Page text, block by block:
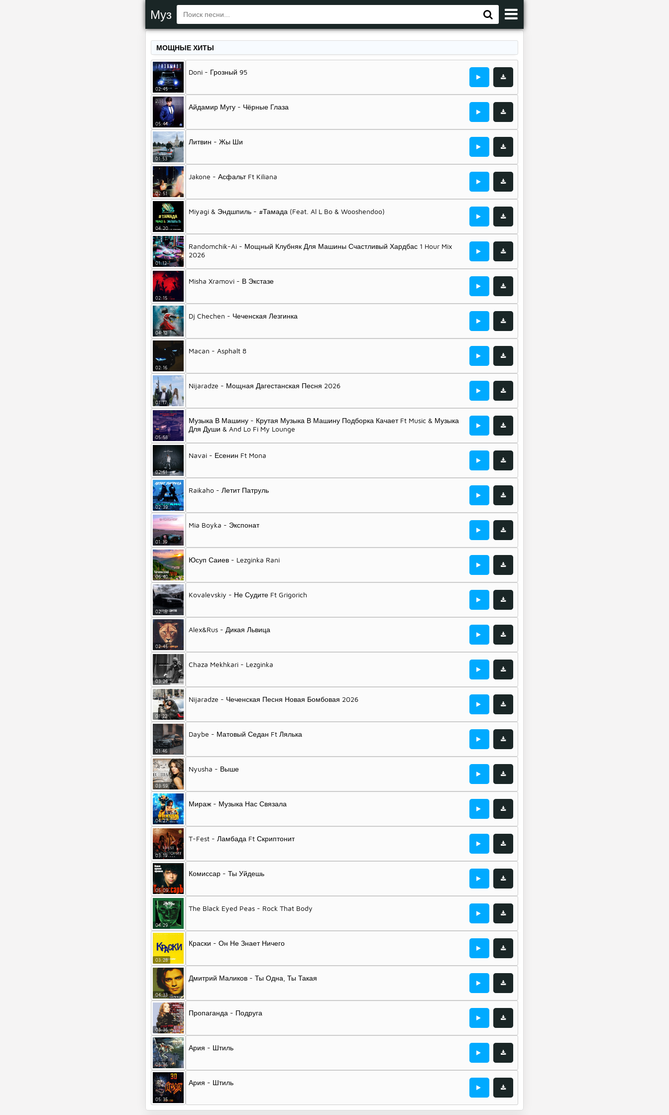
Муз
МОЩНЫЕ ХИТЫ
02:45
Doni - Грозный 95
05:44
Айдамир Мугу - Чёрные Глаза
01:53
Литвин - Жы Ши
02:51
Jakone - Асфальт Ft Kiliana
04:20
Miyagi & Эндшпиль - #Тамада (Feat. Al L Bo & Wooshendoo)
01:12
Randomchik-Ai - Мощный Клубняк Для Машины Счастливый Хардбас 1 Hour Mix
2026
02:15
Misha Xramovi - В Экстазе
04:12
Dj Chechen - Чеченская Лезгинка
02:16
Macan - Asphalt 8
01:17
Nijaradze - Мощная Дагестанская Песня 2026
05:58
Музыка В Машину - Крутая Музыка В Машину Подборка Качает Ft Music & Музыка
Для Души & And Lo Fi My Lounge
02:51
Navai - Есенин Ft Mona
02:39
Raikaho - Летит Патруль
01:39
Mia Boyka - Экспонат
06:40
Юсуп Саиев - Lezginka Rani
02:18
Kovalevskiy - Не Судите Ft Grigorich
02:45
Alex&Rus - Дикая Львица
03:26
Chaza Mekhkari - Lezginka
01:22
Nijaradze - Чеченская Песня Новая Бомбовая 2026
01:46
Daybe - Матовый Седан Ft Лялька
03:59
Nyusha - Выше
04:27
Мираж - Музыка Нас Связала
03:19
T-Fest - Ламбада Ft Скриптонит
05:09
Комиссар - Ты Уйдешь
04:29
The Black Eyed Peas - Rock That Body
03:28
Краски - Он Не Знает Ничего
04:33
Дмитрий Маликов - Ты Одна, Ты Такая
03:36
Пропаганда - Подруга
05:36
Ария - Штиль
05:35
Ария - Штиль